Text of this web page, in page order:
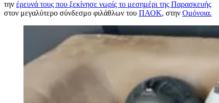
την έρευνά τους που ξεκίνησε νωρίς το μεσημέρι της Παρασκευής
στον μεγαλύτερο σύνδεσμο φιλάθλων του ΠΑΟΚ, στην Ομόνοια.